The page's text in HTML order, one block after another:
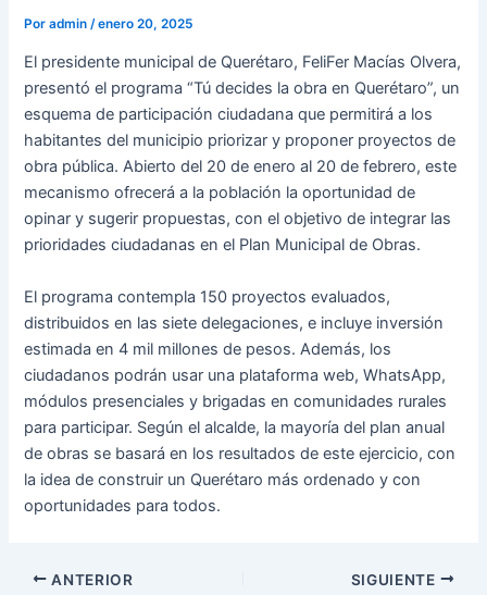
Poradmin /enero 20, 2025
El presidente municipal de Querétaro, FeliFer Macías Olvera,
presentó el programa “Tú decides la obra en Querétaro”, un
esquema de participación ciudadana que permitirá a los
habitantes del municipio priorizar y proponer proyectos de
obra pública. Abierto del 20 de enero al 20 de febrero, este
mecanismo ofrecerá a la población la oportunidad de
opinar y sugerir propuestas, con el objetivo de integrar las
prioridades ciudadanas en el Plan Municipal de Obras.
El programa contempla 150 proyectos evaluados,
distribuidos en las siete delegaciones, e incluye inversión
estimada en 4 mil millones de pesos. Además, los
ciudadanos podrán usar una plataforma web, WhatsApp,
módulos presenciales y brigadas en comunidades rurales
para participar. Según el alcalde, la mayoría del plan anual
de obras se basará en los resultados de este ejercicio, con
la idea de construir un Querétaro más ordenado y con
oportunidades para todos.
ANTERIOR SIGUIENTE